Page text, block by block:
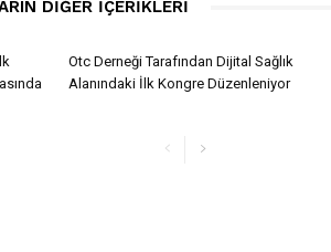
DIĞER İÇERIKLERI
Otc Derneği Tarafından Dijital Sağlık
Alanındaki İlk Kongre Düzenleniyor